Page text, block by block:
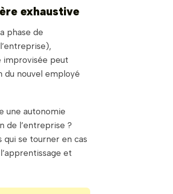
exhaustive
phase de
improvisée peut
du nouvel employé
une autonomie
de l’entreprise ?
se tourner en cas
et